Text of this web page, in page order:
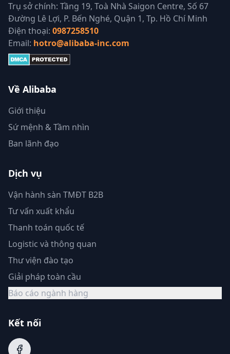
Trụ sở chính: Tầng 19, Toà Nhà Saigon Centre, Số 67
Đường Lê Lợi, P. Bến Nghé, Quận 1, Tp. Hồ Chí Minh
Điện thoại: 0987258510
Email: hotro@alibaba-inc.com
Về Alibaba
Giới thiệu
Sứ mệnh & Tầm nhìn
Ban lãnh đạo
Dịch vụ
Vận hành sàn TMĐT B2B
Tư vấn xuất khẩu
Thanh toán quốc tế
Logistic và thông quan
Thư viện đào tạo
Giải pháp toàn cầu
Báo cáo ngành hàng
Kết nối